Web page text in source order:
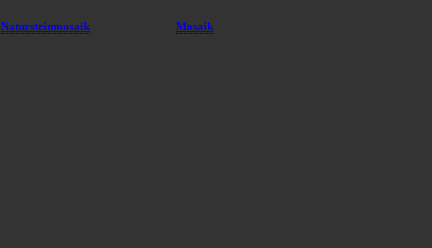
Natursteinmosaik Mosaik